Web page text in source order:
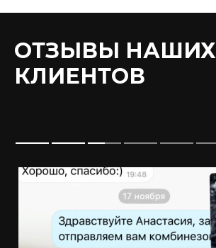
ОТЗЫВЫ НАШИХ
КЛИЕНТОВ